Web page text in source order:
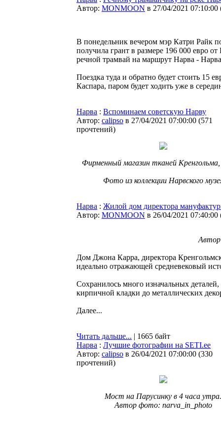
Автор: MONMOON в 27/04/2021 07:10:00
В понедельник вечером мэр Катри Райк
получила грант в размере 196 000 евро
речной трамвай на маршрут Нарва -
Поездка туда и обратно будет стоить 15
Каспара, паром будет ходить уже в
Нарва : Вспоминаем советскую Нарву
Автор: calipso в 27/04/2021 07:00:00 (571
прочтений)
Фирменный магазин тканей Кренгольма,
Фото из коллекции Нарвского
Нарва : Жилой дом директора
Автор: MONMOON в 26/04/2021 07:40:00
Автор
Дом Джона Карра, директора
идеально отражающей средневековый
Сохранилось много изначальных
кирпичной кладки до металлических
Далее...
Читать дальше... | 1665 байт
Нарва : Лучшие фотографии на SETI.ee
Автор: calipso в 26/04/2021 07:00:00 (330
прочтений)
Мост на Парусинку в 4 часа утра.
Автор фото: narva_in_photo